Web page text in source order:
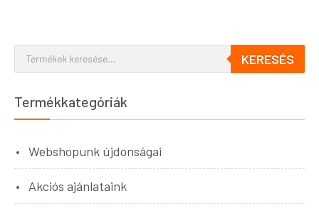
KERESÉS
Termékkategóriák
Webshopunk újdonságai
Akciós ajánlataink